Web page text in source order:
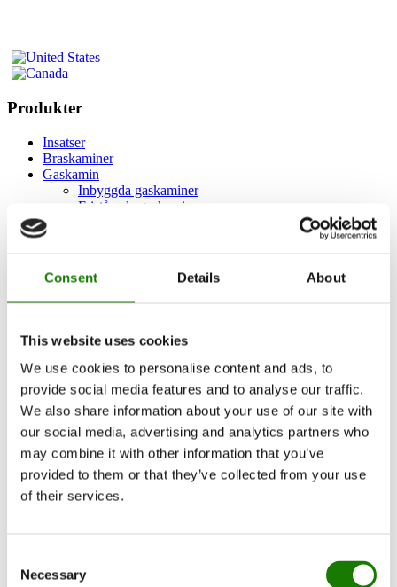
Consent Details About
This website uses cookies
We use cookies to personalise content and ads, to
provide social media features and to analyse our traffic.
We also share information about your use of our site with
our social media, advertising and analytics partners who
may combine it with other information that you’ve
provided to them or that they’ve collected from your use
of their services.
Selection
Necessary
Produkter
Insatser
Braskaminer
Gaskamin
Inbyggda gaskaminer
Fristående gaskaminer
Biokaminer
RAIS 3D
Dokumentation och guider
RAIS World
Att tänka på före ditt köp
Råd och vägledning
Så väljer du rätt braskamin
Bli inspirerad
FAQ
Kataloger
Hitta återförsäljare
Kundservice
Om RAIS
Dealer login